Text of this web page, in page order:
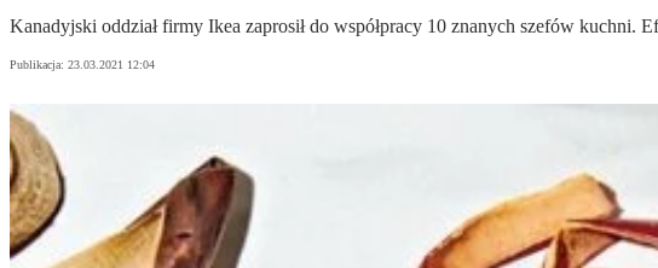
Kanadyjski oddział firmy Ikea zaprosił do współpracy 10 znanych szefów kuchni.
Publikacja: 23.03.2021 12:04